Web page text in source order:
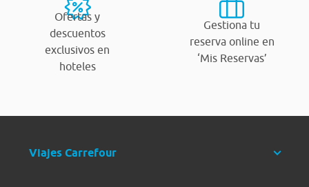
Ofertas y
descuentos
exclusivos en
hoteles
Gestiona tu
reserva online en
‘Mis Reservas’
Viajes Carrefour